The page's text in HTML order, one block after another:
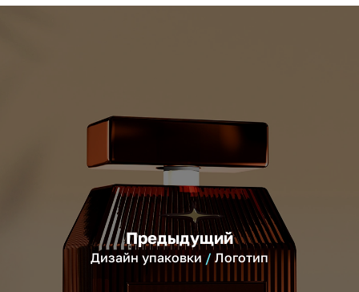
Предыдущий
Дизайн упаковки Логотип